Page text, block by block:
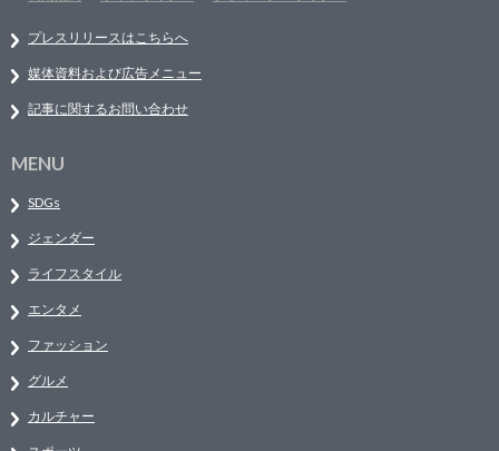
プレスリリースはこちらへ
媒体資料および広告メニュー
記事に関するお問い合わせ
MENU
SDGs
ジェンダー
ライフスタイル
エンタメ
ファッション
グルメ
カルチャー